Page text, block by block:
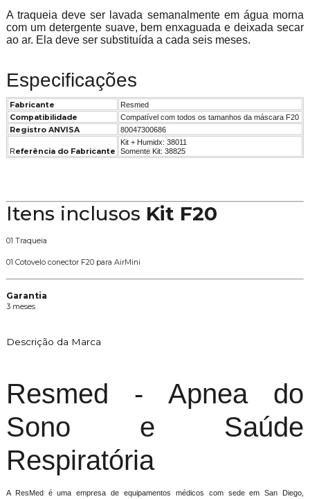
A traqueia deve ser lavada semanalmente em água morna
com um detergente suave, bem enxaguada e deixada secar
ao ar. Ela deve ser substituída a cada seis meses.
Especificações
Fabricante Resmed
Compatibilidade Compatível com todos os tamanhos da máscara F20
Registro ANVISA 80047300686
Referência do Fabricante
Kit + Humidx: 38011
Somente Kit: 38825
Itens inclusos Kit F20
01 Traqueia
01 Cotovelo conector F20 para AirMini
Garantia
3 meses
Descrição da Marca
Resmed - Apnea do
Sono e Saúde
Respiratória
A ResMed é uma empresa de equipamentos médicos com sede em San Diego,